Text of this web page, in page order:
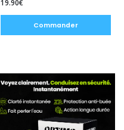
19.90€
Commander